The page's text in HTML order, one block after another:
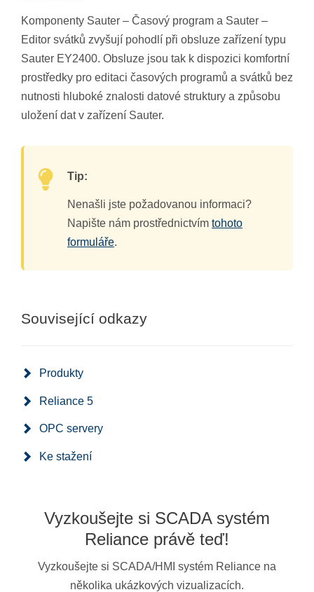
Komponenty Sauter – Časový program a Sauter –
Editor svátků zvyšují pohodlí při obsluze zařízení typu
Sauter EY2400. Obsluze jsou tak k dispozici komfortní
prostředky pro editaci časových programů a svátků bez
nutnosti hluboké znalosti datové struktury a způsobu
uložení dat v zařízení Sauter.
Tip:
Nenašli jste požadovanou informaci?
Napište nám prostřednictvím tohoto
formuláře.
Související odkazy
Produkty
Reliance 5
OPC servery
Ke stažení
Vyzkoušejte si SCADA systém
Reliance právě teď!
Vyzkoušejte si SCADA/HMI systém Reliance na
několika ukázkových vizualizacích.